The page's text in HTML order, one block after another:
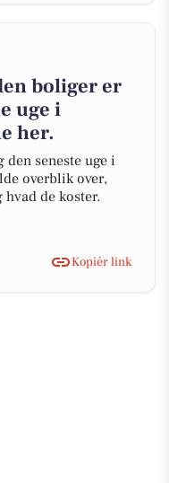
boliger er
uge i
her.
seneste uge i
overblik over,
de koster.
Kopiér link